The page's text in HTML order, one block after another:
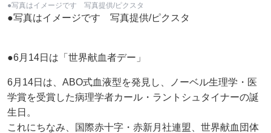
●写真はイメージです 写真提供/ピクスタ
●写真はイメージです 写真提供/ピクスタ
●6月14日は「世界献血者デー」
6月14日は、ABO式血液型を発見し、ノーベル生理学・医
学賞を受賞した病理学者カール・ラントシュタイナーの誕
生日。
これにちなみ、国際赤十字・赤新月社連盟、世界献血団体